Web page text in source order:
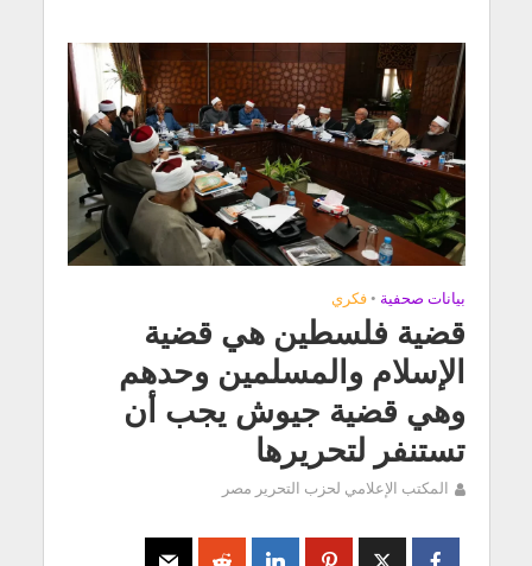
بيانات صحفية • فكري
قضية فلسطين هي قضية
الإسلام والمسلمين وحدهم
وهي قضية جيوش يجب أن
تستنفر لتحريرها
المكتب الإعلامي لحزب التحرير مصر